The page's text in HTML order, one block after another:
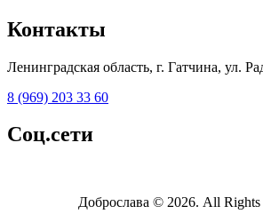
Контакты
Ленинградская область, г. Гатчина, ул.
8 (969) 203 33 60
Соц.сети
Доброслава © 2026. All Rights